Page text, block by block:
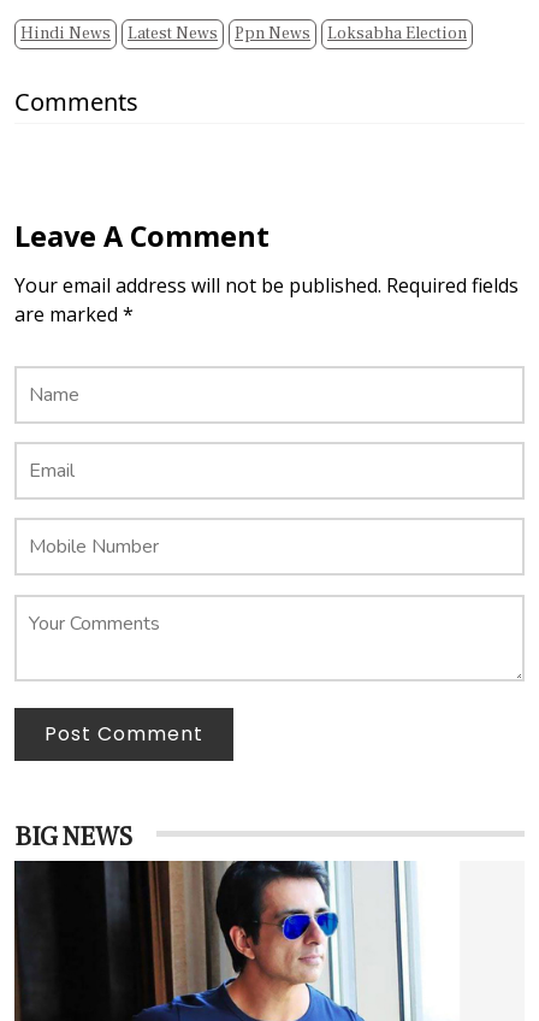
Hindi News Latest News Ppn News Loksabha Election
Comments
Leave A Comment
Your email address will not be published. Required fields
are marked *
Post Comment
BIG NEWS